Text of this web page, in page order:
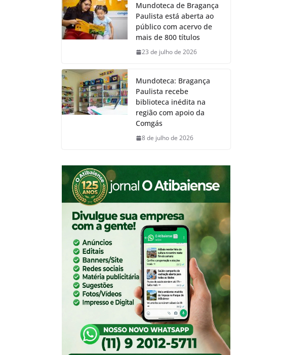
Mundoteca de Bragança
Paulista está aberta ao
público com acervo de
mais de 800 títulos
23 de julho de 2026
Mundoteca: Bragança
Paulista recebe
biblioteca inédita na
região com apoio da
Comgás
8 de julho de 2026